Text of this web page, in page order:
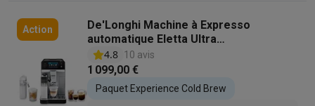
d’eau: 1.9 L
Action
De'Longhi Machine à Expresso
automatique Eletta Ultra
ECAM470.85.MB
4.8 10 avis
1 099,00 €
Paquet Experience Cold Brew